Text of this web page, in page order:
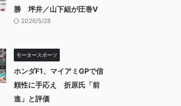
勝 坪井／山下組が圧巻V
2026/5/28
モータースポーツ
ホンダF1、マイアミGPで信
頼性に手応え 折原氏「前
進」と評価